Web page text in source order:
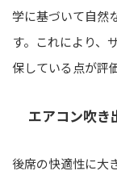
学に基づいて自然
す。これにより、
保している点が評
エアコン吹き
後席の快適性に大